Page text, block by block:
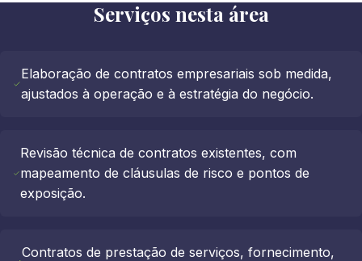
Serviços nesta área
Elaboração de contratos empresariais sob medida,
ajustados à operação e à estratégia do negócio.
Revisão técnica de contratos existentes, com
mapeamento de cláusulas de risco e pontos de
exposição.
Contratos de prestação de serviços, fornecimento,